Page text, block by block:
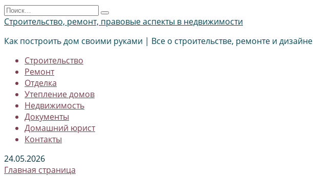
Перейти
к
Search
for:
Строительство, ремонт, правовые аспекты в недвижимости
Как построить дом своими руками | Все о строительстве, ремонте и дизайне
Строительство
Ремонт
Отделка
Утепление домов
Недвижимость
Документы
Домашний юрист
Контакты
24.05.2026
Главная страница